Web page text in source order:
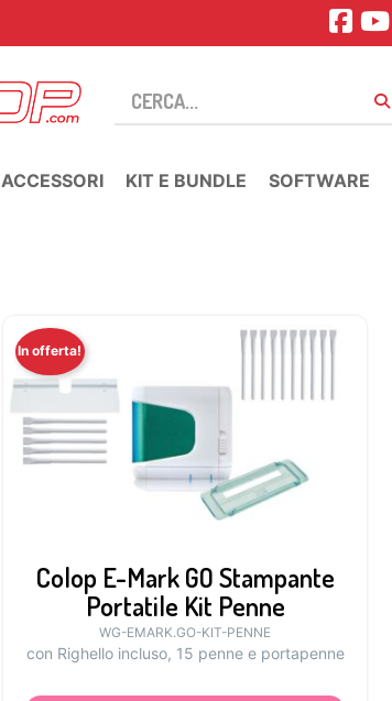
ACCESSORI KIT E BUNDLE SOFTWARE
In offerta!
Colop E-Mark GO Stampante
Portatile Kit Penne
WG-EMARK.GO-KIT-PENNE
con Righello incluso, 15 penne e portapenne